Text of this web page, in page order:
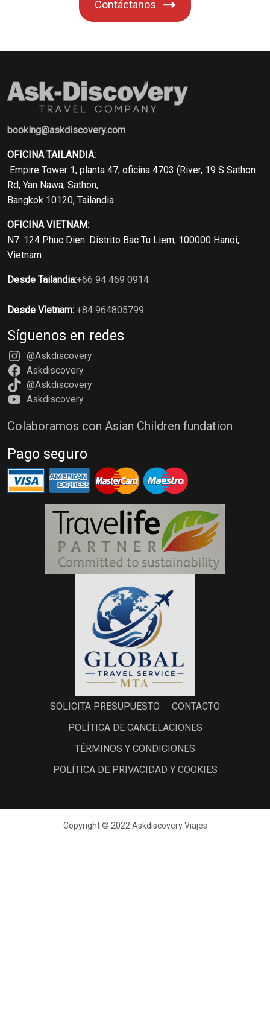
Contáctanos
booking@askdiscovery.com
OFICINA TAILANDIA:
Empire Tower 1, planta 47, oficina 4703 (River, 19 S Sathon
Rd, Yan Nawa, Sathon,
Bangkok 10120, Tailandia
OFICINA VIETNAM:
N7. 124 Phuc Dien. Distrito Bac Tu Liem, 100000 Hanoi,
Vietnam
Desde Tailandia:+66 94 469 0914
Desde Vietnam: +84 964805799
Síguenos en redes
@Askdiscovery
Askdiscovery
@Askdiscovery
Askdiscovery
Colaboramos con Asian Children fundation
Pago seguro
SOLICITA PRESUPUESTO
CONTACTO
POLÍTICA DE CANCELACIONES
TÉRMINOS Y CONDICIONES
POLÍTICA DE PRIVACIDAD Y COOKIES
Copyright © 2022 Askdiscovery Viajes